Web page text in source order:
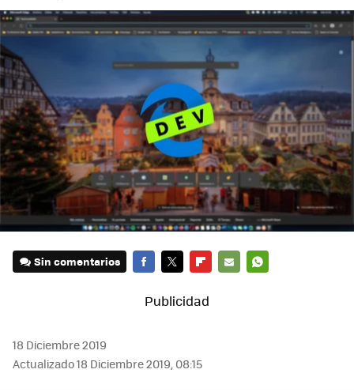
Sin comentarios
18 Diciembre 2019
Actualizado 18 Diciembre 2019, 08:15